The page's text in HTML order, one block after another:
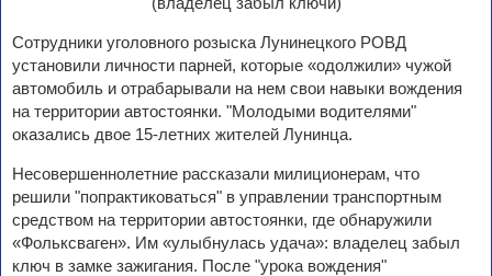
Сотрудники уголовного розыска Лунинецкого РОВД
установили личности парней, которые «одолжили» чужой
автомобиль и отрабарывали на нем свои навыки вождения
на территории автостоянки. "Молодыми водителями"
оказались двое 15-летних жителей Лунинца.
Несовершеннолетние рассказали милиционерам, что
решили "попрактиковаться" в управлении транспортным
средством на территории автостоянки, где обнаружили
«Фольксваген». Им «улыбнулась удача»: владелец забыл
ключ в замке зажигания. После "урока вождения"